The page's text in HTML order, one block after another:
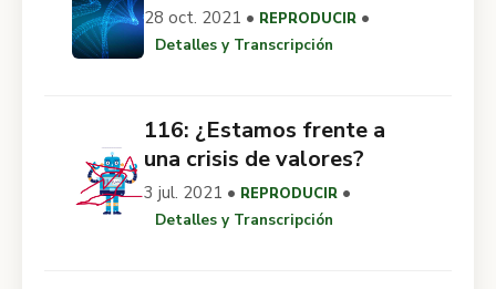
28 oct. 2021 • REPRODUCIR •
Detalles y Transcripción
116: ¿Estamos frente a
una crisis de valores?
3 jul. 2021 • REPRODUCIR •
Detalles y Transcripción